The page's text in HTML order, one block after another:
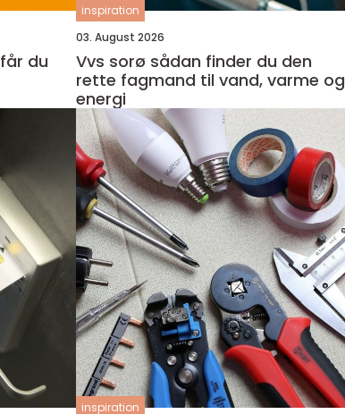
inspiration
03. August 2026
Vvs sorø sådan finder du den
rette fagmand til vand, varme og
energi
inspiration